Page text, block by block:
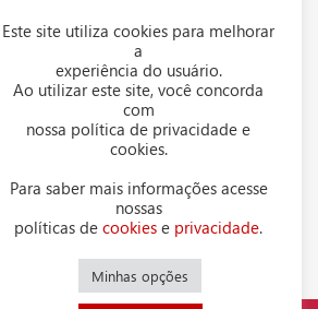
Downloads
Representantes
Política de privacidade
Política de cookies
Contato
Este site utiliza cookies para melhorar
a
experiência do usuário.
Ao utilizar este site, você concorda
com
nossa política de privacidade e
cookies.
Para saber mais informações acesse
nossas
políticas de cookies e privacidade.
Minhas opções